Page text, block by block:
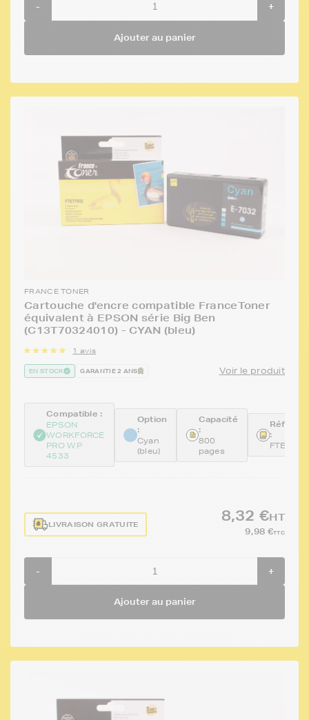
- +
Ajouter au panier
FRANCE TONER
Cartouche d'encre compatible FranceToner
équivalent à EPSON série Big Ben
(C13T70324010) - CYAN (bleu)
1 avis
EN STOCK GARANTIE 2 ANS Voir le produit
Compatible :
EPSON
WORKFORCE
PRO WP
4533
Option
:
Cyan
(bleu)
Capacité
:
800
pages
:
LIVRAISON GRATUITE
8,32 €HT
9,98 €TTC
- +
Ajouter au panier